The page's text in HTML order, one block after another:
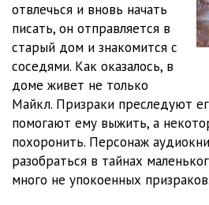
отвлечься и вновь начать
писать, он отправляется в
старый дом и знакомится с
соседями. Как оказалось, в
доме живет не только
Майкл. Призраки преследуют
помогают ему выжить, а
похоронить. Персонаж
разобраться в тайнах
много не упокоенных призраков.